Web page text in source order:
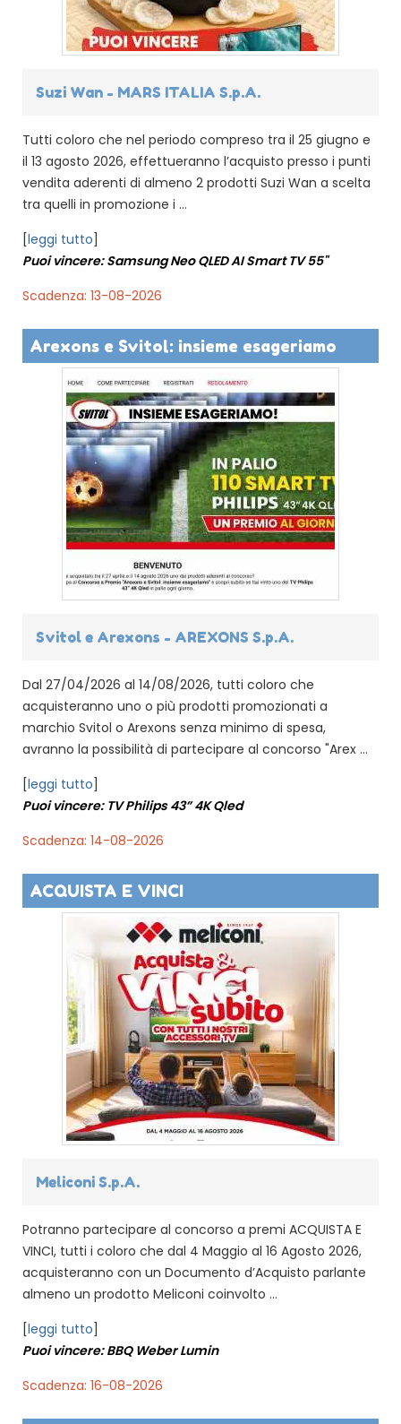
Suzi Wan - MARS ITALIA S.p.A.
Tutti coloro che nel periodo compreso tra il 25 giugno e
il 13 agosto 2026, effettueranno l’acquisto presso i punti
vendita aderenti di almeno 2 prodotti Suzi Wan a scelta
tra quelli in promozione i ...
[leggi tutto]
Puoi vincere: Samsung Neo QLED AI Smart TV 55"
Scadenza: 13-08-2026
Arexons e Svitol: insieme esageriamo
Svitol e Arexons - AREXONS S.p.A.
Dal 27/04/2026 al 14/08/2026, tutti coloro che
acquisteranno uno o più prodotti promozionati a
marchio Svitol o Arexons senza minimo di spesa,
avranno la possibilità di partecipare al concorso "Arex ...
[leggi tutto]
Puoi vincere: TV Philips 43” 4K Qled
Scadenza: 14-08-2026
ACQUISTA E VINCI
Meliconi S.p.A.
Potranno partecipare al concorso a premi ACQUISTA E
VINCI, tutti i coloro che dal 4 Maggio al 16 Agosto 2026,
acquisteranno con un Documento d’Acquisto parlante
almeno un prodotto Meliconi coinvolto ...
[leggi tutto]
Puoi vincere: BBQ Weber Lumin
Scadenza: 16-08-2026